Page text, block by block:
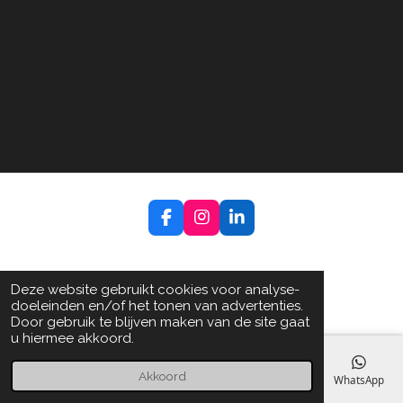
Deze website gebruikt cookies voor analyse-
doeleinden en/of het tonen van advertenties.
Door gebruik te blijven maken van de site gaat
u hiermee akkoord.
Akkoord
F
a
e
b
o
o
I
n
t
a
g
r
L
i
k
e
d
I
Telefoonnummer WhatsApp